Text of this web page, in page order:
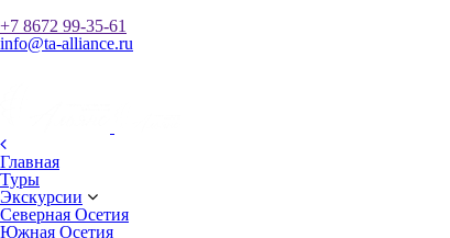
+7 8672 99-35-61
info@ta-alliance.ru
Главная
Туры
Экскурсии
Северная Осетия
Южная Осетия